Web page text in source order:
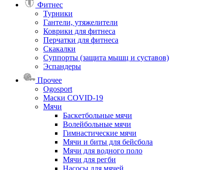
Фитнес
Турники
Гантели, утяжелители
Коврики для фитнеса
Перчатки для фитнеса
Скакалки
Суппорты (защита мышц и суставов)
Эспандеры
Прочее
Ogosport
Маски COVID-19
Мячи
Баскетбольные мячи
Волейбольные мячи
Гимнастические мячи
Мячи и биты для бейсбола
Мячи для водного поло
Мячи для регби